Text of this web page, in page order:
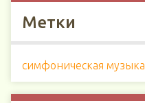
Метки
симфоническая музыка